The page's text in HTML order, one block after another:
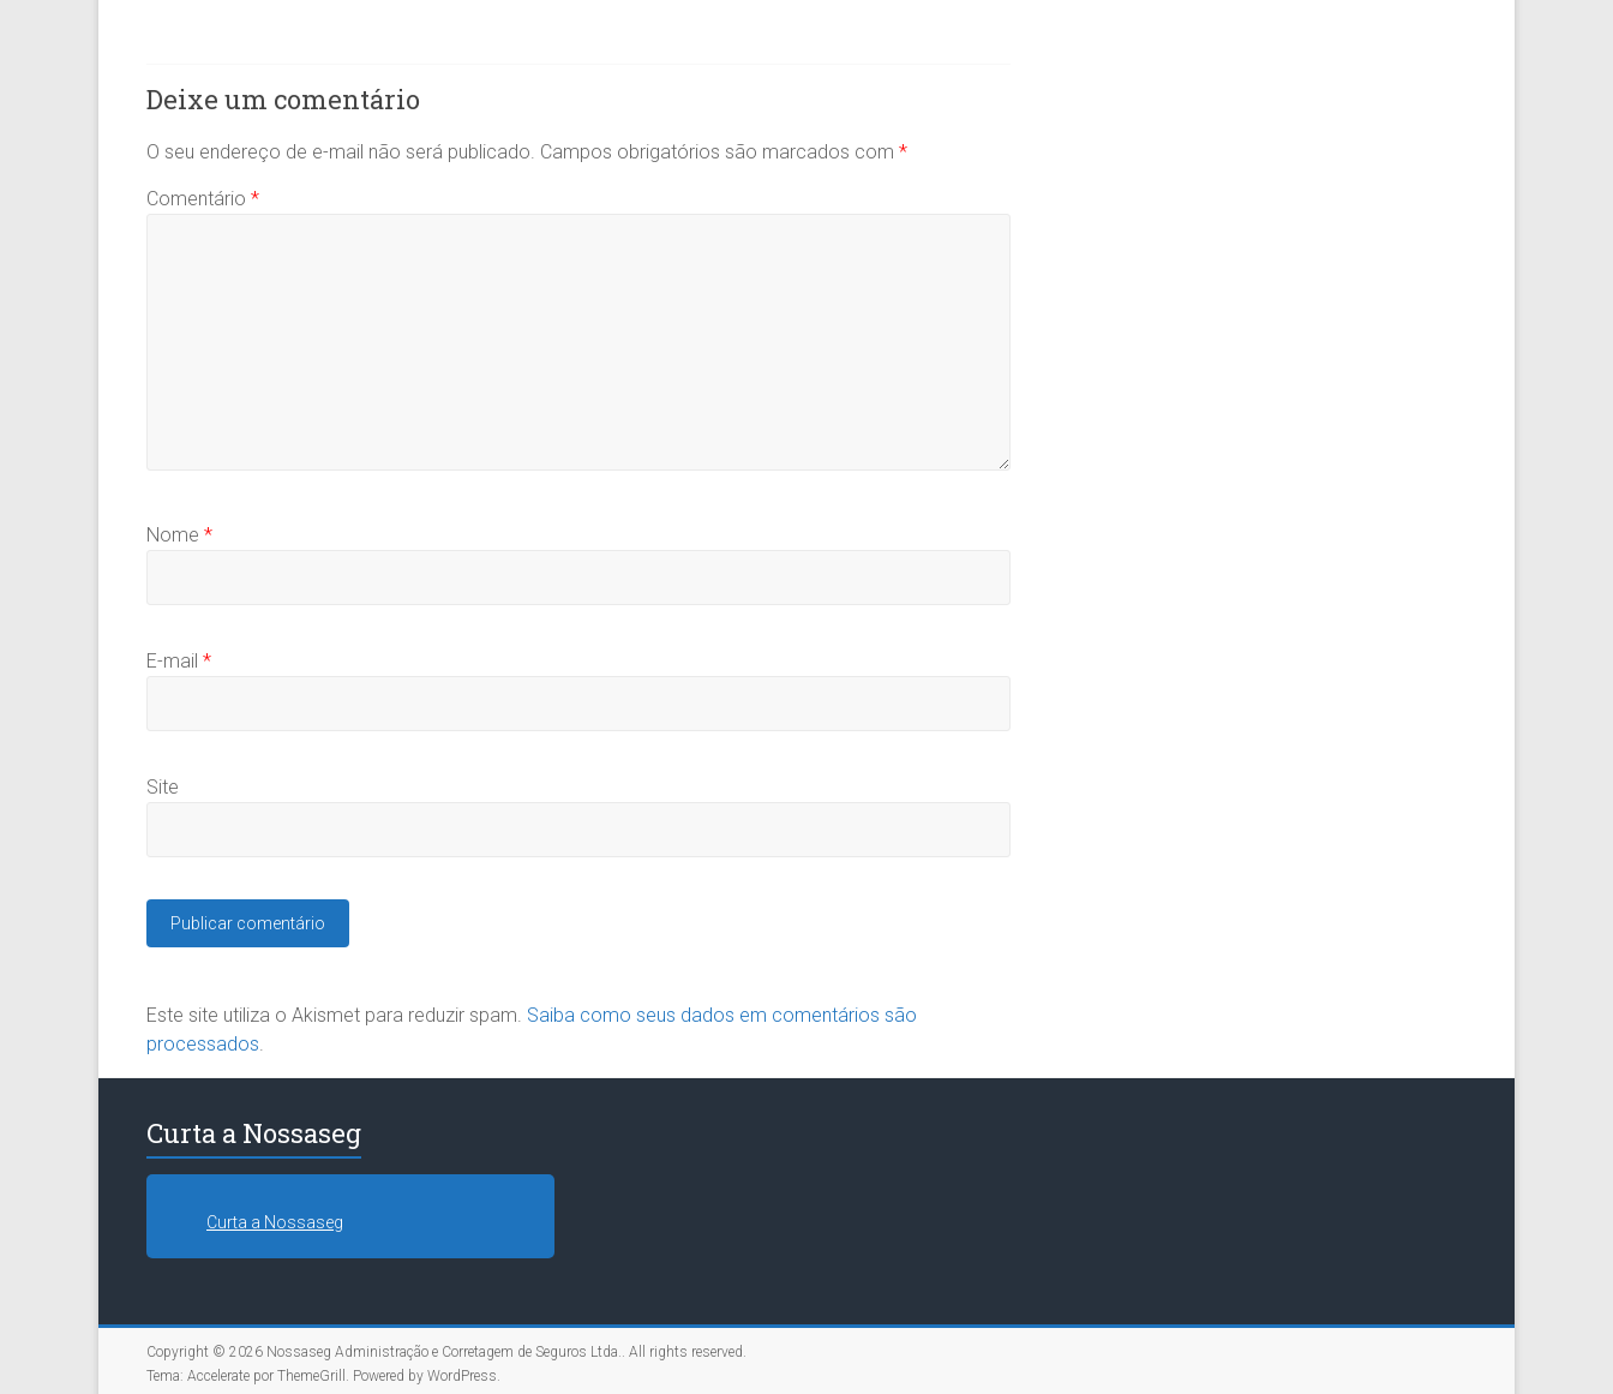
Deixe um comentário
O seu endereço de e-mail não será publicado. Campos obrigatórios são marcados com *
Comentário *
Nome *
E-mail *
Site
Este site utiliza o Akismet para reduzir spam. Saiba como seus dados em comentários são
processados.
Curta a Nossaseg
Curta a Nossaseg
Copyright © 2026 Nossaseg Administração e Corretagem de Seguros Ltda.. All rights reserved.
Tema: Accelerate por ThemeGrill. Powered by WordPress.